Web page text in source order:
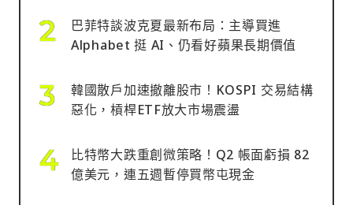
巴菲特談波克夏最新布局：主導買進
Alphabet 挺 AI、仍看好蘋果長期價值
韓國散戶加速撤離股市！KOSPI 交易結構
惡化，槓桿ETF放大市場震盪
比特幣大跌重創微策略！Q2 帳面虧損 82
億美元，連五週暫停買幣屯現金